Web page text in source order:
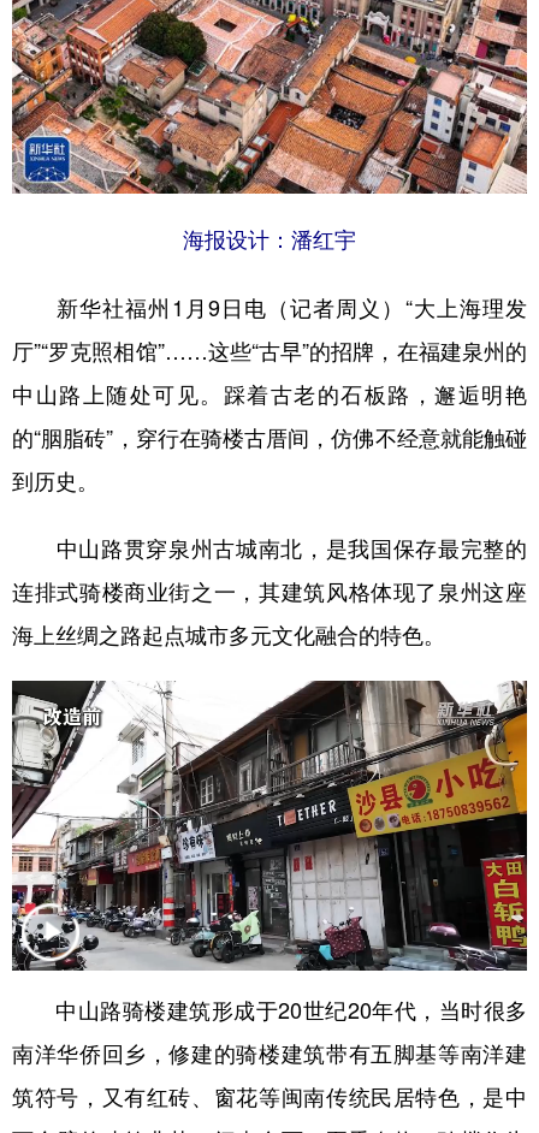
浙江 安徽 福建 江西
山东 河南 湖北 湖南
广东 广西 海南 重庆
四川 贵州 云南 西藏
多语种频道
English Español Français عربى
Русский язык 日本語 한국어
海报设计：潘红宇
新华社福州1月9日电（记者周义）“大上海理发
厅”“罗克照相馆”……这些“古早”的招牌，在福建泉州的
中山路上随处可见。踩着古老的石板路，邂逅明艳
的“胭脂砖”，穿行在骑楼古厝间，仿佛不经意就能触碰
到历史。
中山路贯穿泉州古城南北，是我国保存最完整的
连排式骑楼商业街之一，其建筑风格体现了泉州这座
海上丝绸之路起点城市多元文化融合的特色。
中山路骑楼建筑形成于20世纪20年代，当时很多
南洋华侨回乡，修建的骑楼建筑带有五脚基等南洋建
筑符号，又有红砖、窗花等闽南传统民居特色，是中